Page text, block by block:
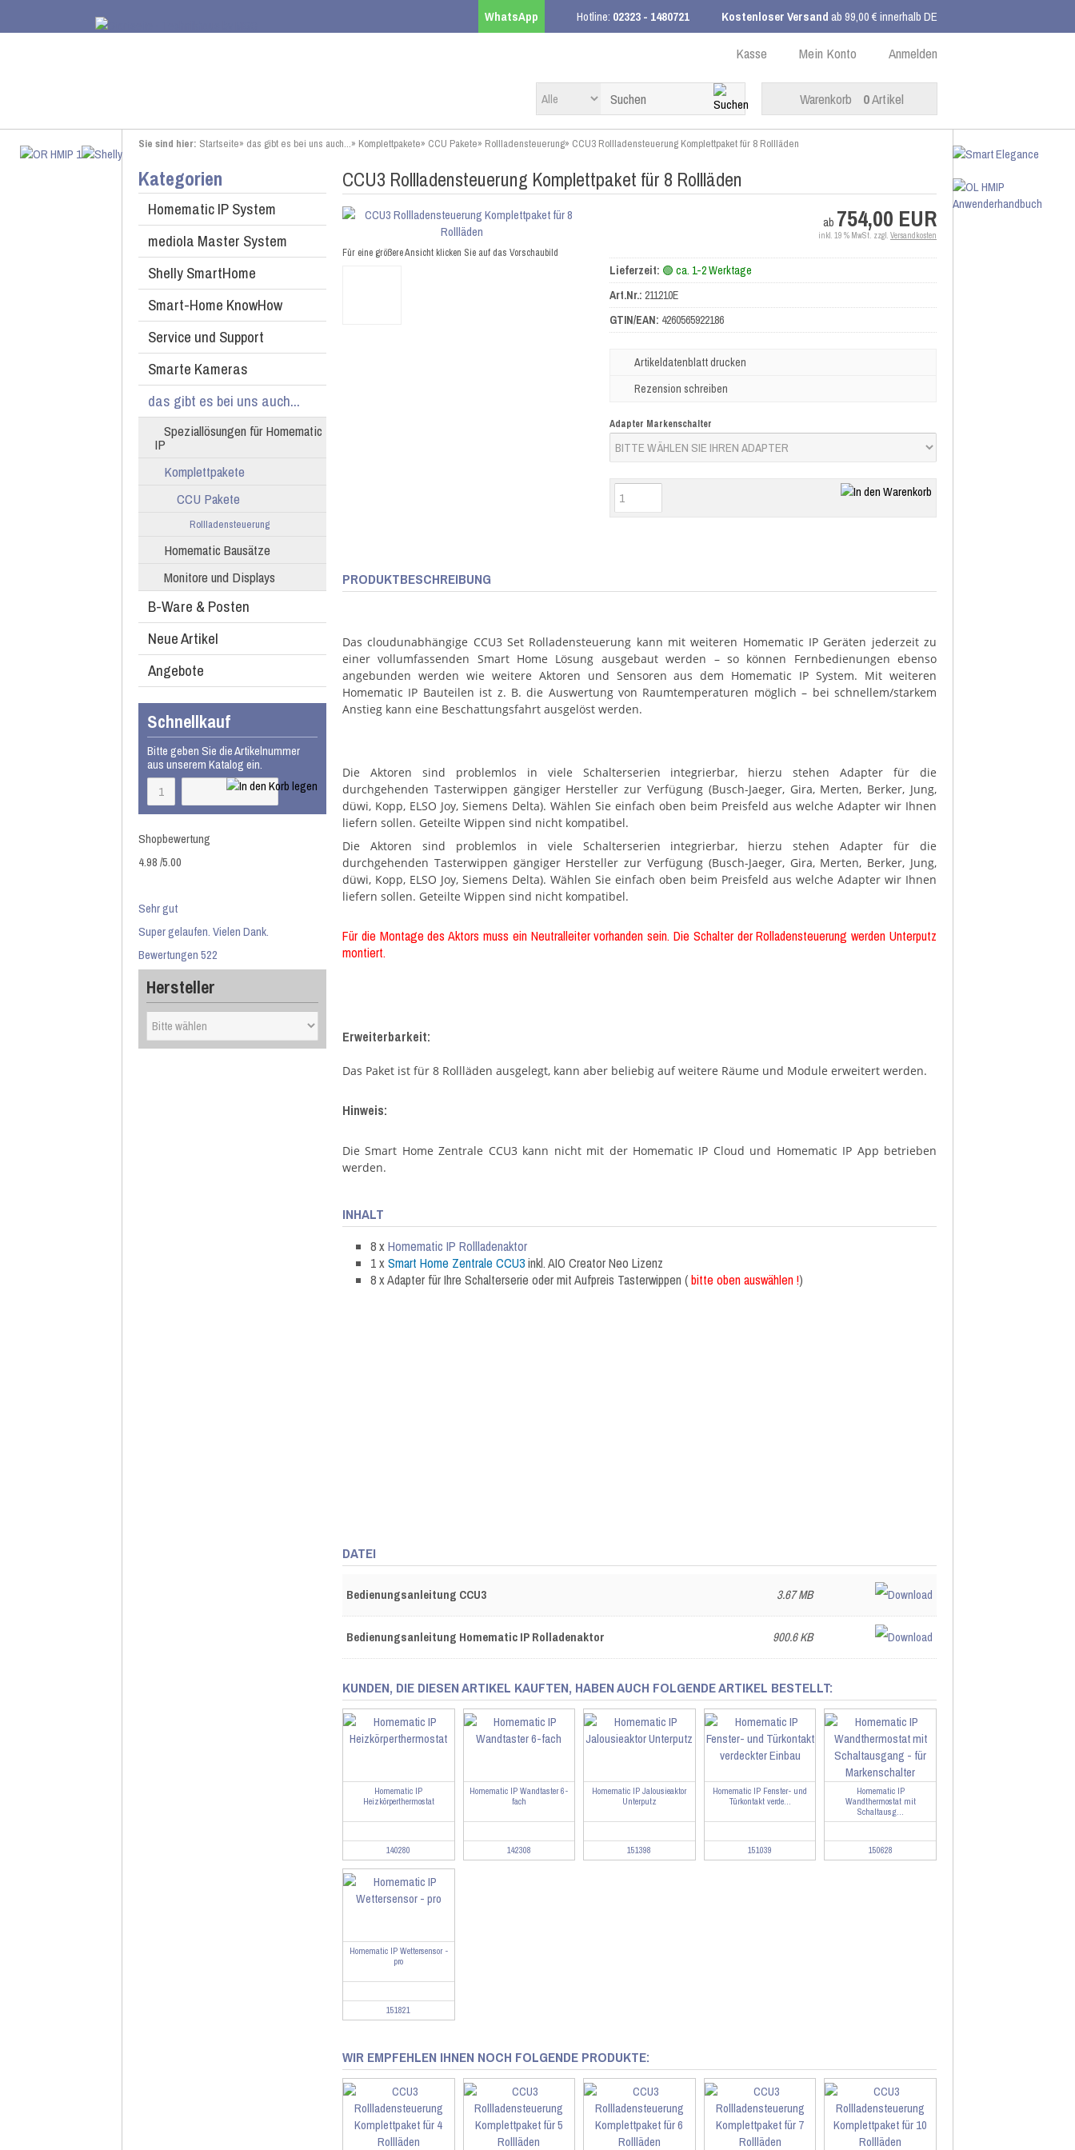
WhatsApp Hotline: 02323 - 1480721 Kostenloser Versandab 99,00 € innerhalb DE
Anmelden
Mein Konto
Kasse
Warenkorb 0Artikel
Sie sind hier: Startseite» das gibt es bei uns auch...» Komplettpakete» CCU Pakete» Rollladensteuerung» CCU3 Rollladensteuerung Komplettpaket für 8 Rollläden
Kategorien
Homematic IP System
mediola Master System
Shelly SmartHome
Smart-Home KnowHow
Service und Support
Smarte Kameras
das gibt es bei uns auch...
Speziallösungen für Homematic
IP
Komplettpakete
CCU Pakete
Rollladensteuerung
Homematic Bausätze
Monitore und Displays
B-Ware & Posten
Neue Artikel
Angebote
Schnellkauf
Bitte geben Sie die Artikelnummer
aus unserem Katalog ein.
Shopbewertung
4.98/5.00
Sehr gut
Super gelaufen. Vielen Dank.
Bewertungen 522
Hersteller
CCU3 Rollladensteuerung Komplettpaket für 8 Rollläden
Für eine größere Ansicht klicken Sie auf das Vorschaubild
ab 754,00 EUR
inkl. 19 % MwSt. zzgl. Versandkosten
Lieferzeit: 🟢 ca. 1-2 Werktage
Art.Nr.: 211210E
GTIN/EAN: 4260565922186
Artikeldatenblatt drucken
Rezension schreiben
Adapter Markenschalter
PRODUKTBESCHREIBUNG
Das cloudunabhängige CCU3 Set Rolladensteuerung kann mit weiteren Homematic IP Geräten jederzeit zu
einer vollumfassenden Smart Home Lösung ausgebaut werden – so können Fernbedienungen ebenso
angebunden werden wie weitere Aktoren und Sensoren aus dem Homematic IP System. Mit weiteren
Homematic IP Bauteilen ist z. B. die Auswertung von Raumtemperaturen möglich – bei schnellem/starkem
Anstieg kann eine Beschattungsfahrt ausgelöst werden.
Die Aktoren sind problemlos in viele Schalterserien integrierbar, hierzu stehen Adapter für die
durchgehenden Tasterwippen gängiger Hersteller zur Verfügung (Busch-Jaeger, Gira, Merten, Berker, Jung,
düwi, Kopp, ELSO Joy, Siemens Delta). Wählen Sie einfach oben beim Preisfeld aus welche Adapter wir Ihnen
liefern sollen. Geteilte Wippen sind nicht kompatibel.
Die Aktoren sind problemlos in viele Schalterserien integrierbar, hierzu stehen Adapter für die
durchgehenden Tasterwippen gängiger Hersteller zur Verfügung (Busch-Jaeger, Gira, Merten, Berker, Jung,
düwi, Kopp, ELSO Joy, Siemens Delta). Wählen Sie einfach oben beim Preisfeld aus welche Adapter wir Ihnen
liefern sollen. Geteilte Wippen sind nicht kompatibel.
Für die Montage des Aktors muss ein Neutralleiter vorhanden sein. Die Schalter der Rolladensteuerung werden Unterputz
montiert.
Erweiterbarkeit:
Das Paket ist für 8 Rollläden ausgelegt, kann aber beliebig auf weitere Räume und Module erweitert werden.
Hinweis:
Die Smart Home Zentrale CCU3 kann nicht mit der Homematic IP Cloud und Homematic IP App betrieben
werden.
INHALT
8 xHomematic IP Rollladenaktor
1 xSmart Home Zentrale CCU3inkl. AIO Creator Neo Lizenz
8 x Adapter für Ihre Schalterserie oder mit Aufpreis Tasterwippen (bitte oben auswählen !)
DATEI
Bedienungsanleitung CCU3 3.67 MB
Bedienungsanleitung Homematic IP Rolladenaktor 900.6 KB
KUNDEN, DIE DIESEN ARTIKEL KAUFTEN, HABEN AUCH FOLGENDE ARTIKEL BESTELLT:
Homematic IP
Heizkörperthermostat
140280
Homematic IP Wandtaster 6-
fach
142308
Homematic IP Jalousieaktor
Unterputz
151398
Homematic IP Fenster- und
Türkontakt verde...
151039
Homematic IP
Wandthermostat mit
Schaltausg...
150628
Homematic IP Wettersensor -
pro
151821
WIR EMPFEHLEN IHNEN NOCH FOLGENDE PRODUKTE: